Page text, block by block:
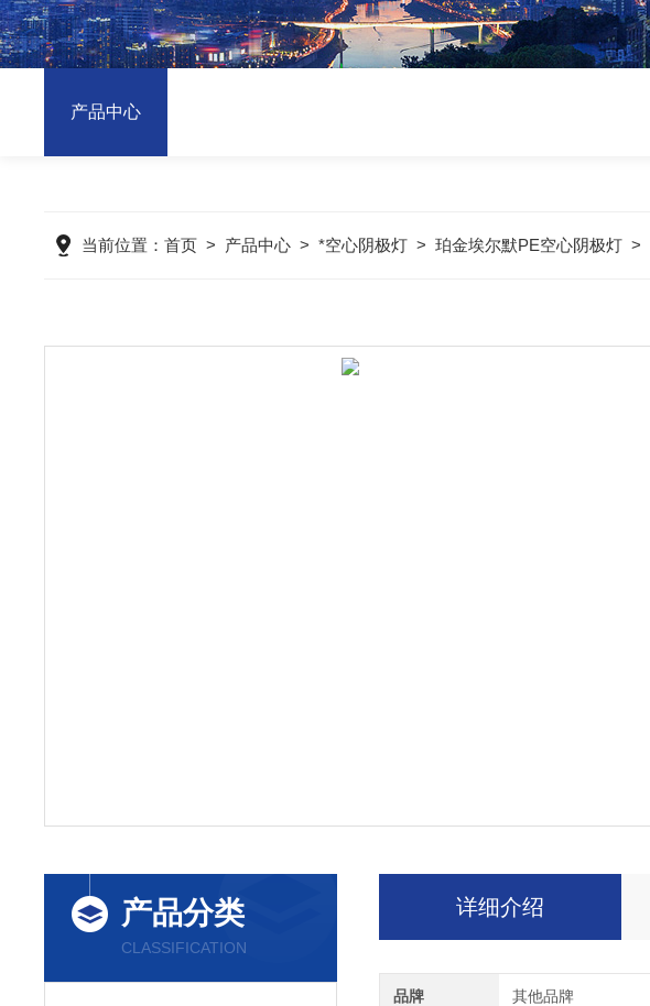
产品中心
当前位置：首页 > 产品中心 >*空心阴极灯 >珀金埃尔默PE空心阴极灯 >
产品分类
CLASSIFICATION
详细介绍
品牌 其他品牌